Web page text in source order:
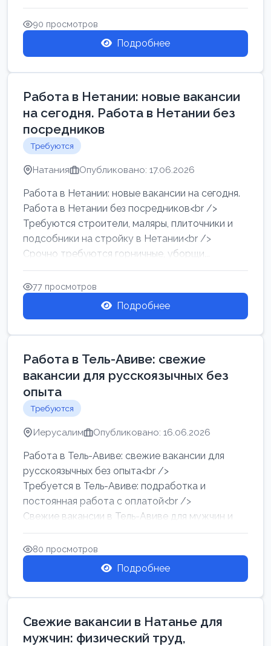
17:00.Высокая за...
90 просмотров
Подробнее
Работа в Нетании: новые вакансии
на сегодня. Работа в Нетании без
посредников
Требуются
Натания Опубликовано: 17.06.2026
Работа в Нетании: новые вакансии на сегодня.
Работа в Нетании без посредников<br />
Требуются строители, маляры, плиточники и
подсобники на стройку в Нетании<br />
Срочно требуются горничные, уборщи...
77 просмотров
Подробнее
Работа в Тель-Авиве: свежие
вакансии для русскоязычных без
опыта
Требуются
Иерусалим Опубликовано: 16.06.2026
Работа в Тель-Авиве: свежие вакансии для
русскоязычных без опыта<br />
Требуется в Тель-Авиве: подработка и
постоянная работа с оплатой<br />
Свежие вакансии в Тель-Авиве для мужчин и
женщин от хозя...
80 просмотров
Подробнее
Свежие вакансии в Натанье для
мужчин: физический труд,